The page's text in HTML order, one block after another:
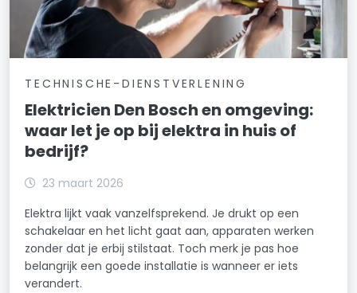
TECHNISCHE-DIENSTVERLENING
Elektricien Den Bosch en omgeving:
waar let je op bij elektra in huis of
bedrijf?
23 maart 2026
Elektra lijkt vaak vanzelfsprekend. Je drukt op een
schakelaar en het licht gaat aan, apparaten werken
zonder dat je erbij stilstaat. Toch merk je pas hoe
belangrijk een goede installatie is wanneer er iets
verandert.